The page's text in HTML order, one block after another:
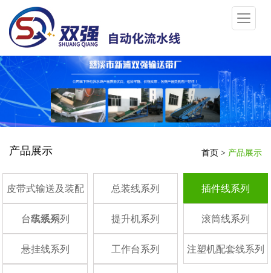
产品展示 首页 > 产品展示
皮带式输送及装配
线系列
总装线系列 插件线系列
台车线系列 提升机系列 滚筒线系列
悬挂线系列 工作台系列 注塑机配套线系列